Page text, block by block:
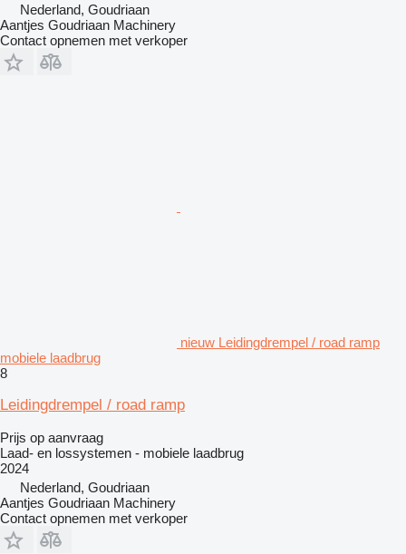
Nederland, Goudriaan
Aantjes Goudriaan Machinery
Contact opnemen met verkoper
nieuw Leidingdrempel / road ramp
mobiele laadbrug
8
Leidingdrempel / road ramp
Prijs op aanvraag
Laad- en lossystemen - mobiele laadbrug
2024
Nederland, Goudriaan
Aantjes Goudriaan Machinery
Contact opnemen met verkoper